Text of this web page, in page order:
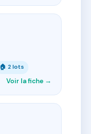
🏠 2 lots
Voir la fiche →